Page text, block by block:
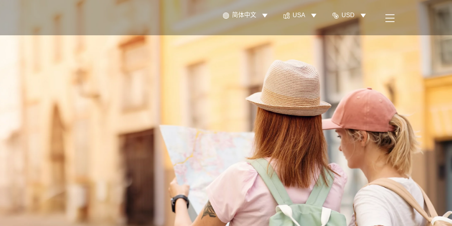
简体中文 USA USD